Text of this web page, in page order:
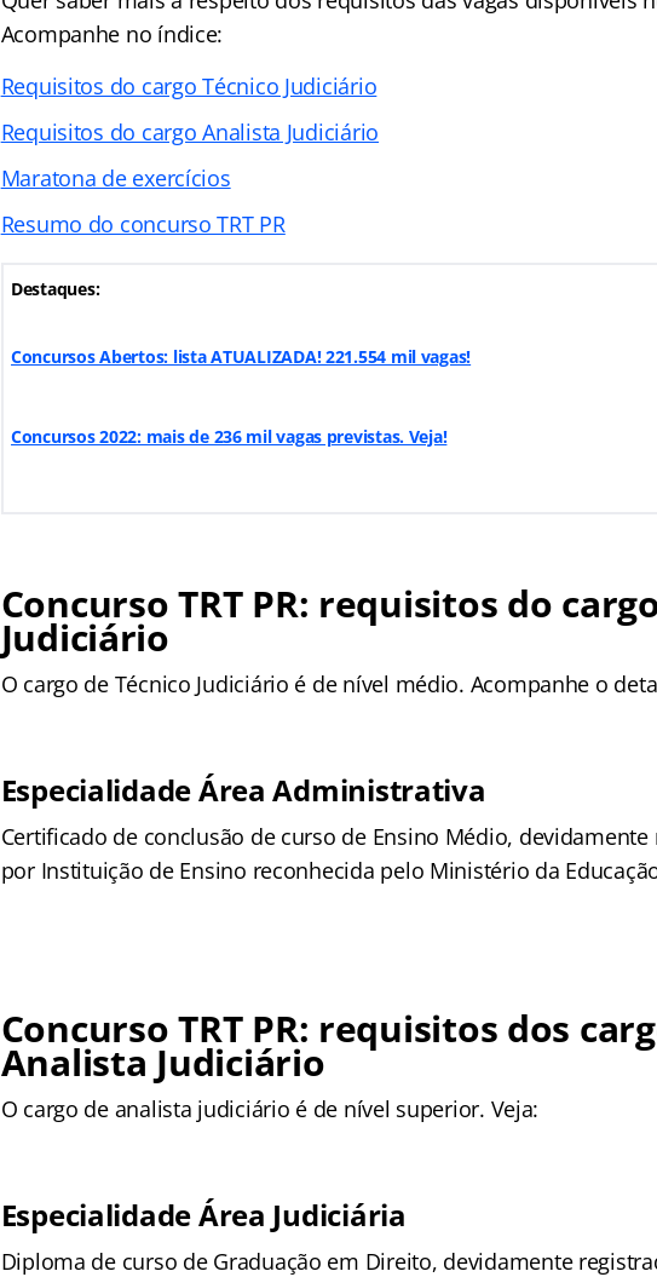
Acompanhe no índice:
Requisitos do cargo Técnico Judiciário
Requisitos do cargo Analista Judiciário
Maratona de exercícios
Resumo do concurso TRT PR
Destaques:
Concursos Abertos: lista ATUALIZADA! 221.554 mil vagas!
Concursos 2022: mais de 236 mil vagas previstas. Veja!
Concurso TRT PR: requisitos do
Judiciário
O cargo de Técnico Judiciário é de nível médio. Acompanhe o
Especialidade Área Administrativa
Certificado de conclusão de curso de Ensino Médio,
por Instituição de Ensino reconhecida pelo Ministério da
Concurso TRT PR: requisitos dos
Analista Judiciário
O cargo de analista judiciário é de nível superior. Veja:
Especialidade Área Judiciária
Diploma de curso de Graduação em Direito, devidamente